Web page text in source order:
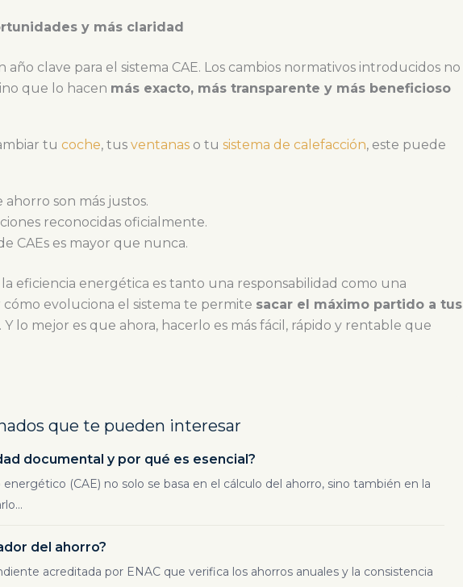
y más claridad
año clave para el sistema CAE. Los cambios normativos introducidos no
que lo hacen más exacto, más transparente y más beneficioso
tu coche, tus ventanas o tu sistema de calefacción, este puede
ahorro son más justos.
reconocidas oficialmente.
CAEs es mayor que nunca.
eficiencia energética es tanto una responsabilidad como una
evoluciona el sistema te permite sacar el máximo partido a tus
. Y lo mejor es que ahora, hacerlo es más fácil, rápido y rentable que
que te pueden interesar
documental y por qué es esencial?
(CAE) no solo se basa en el cálculo del ahorro, sino también en la
del ahorro?
acreditada por ENAC que verifica los ahorros anuales y la consistencia